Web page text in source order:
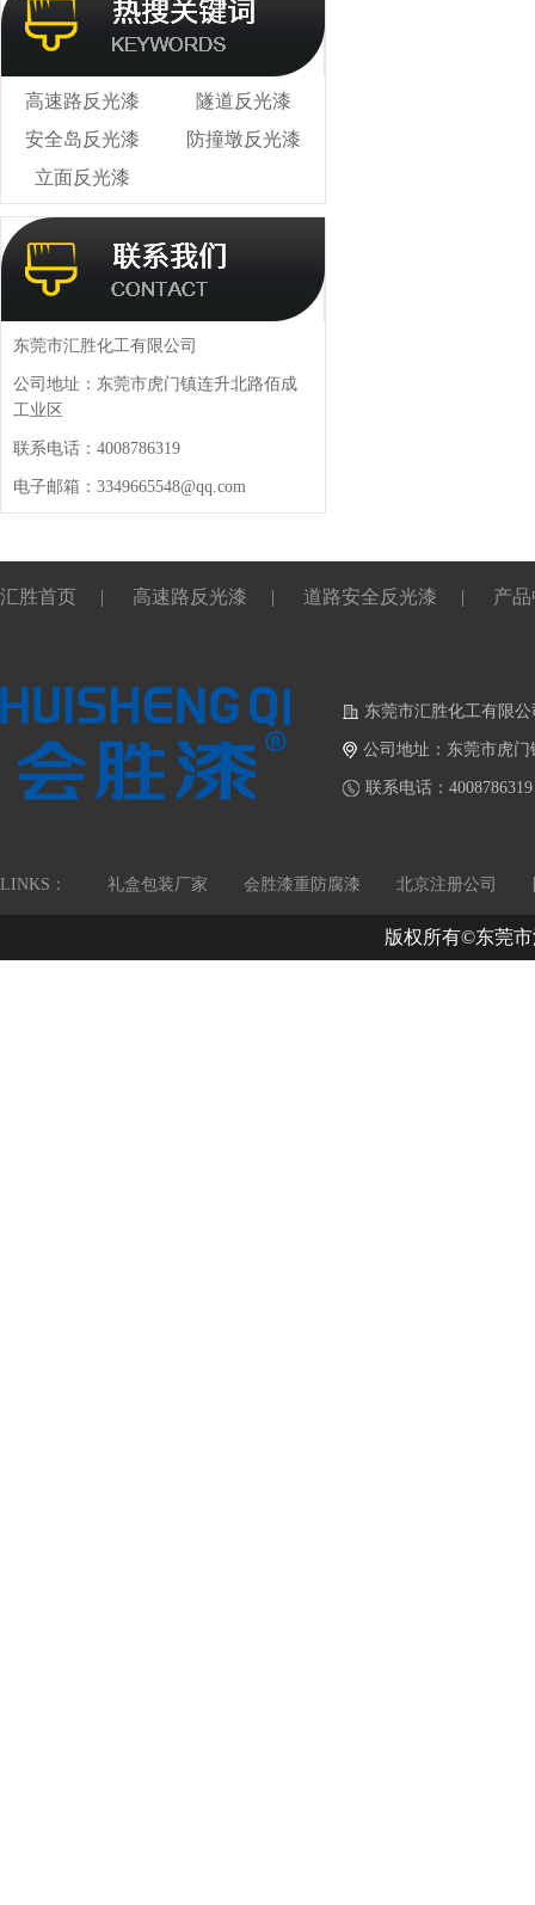
高速路反光漆
隧道反光漆
安全岛反光漆
防撞墩反光漆
立面反光漆
东莞市汇胜化工有限公司
公司地址：东莞市虎门镇连升北路佰成
工业区
联系电话：4008786319
电子邮箱：3349665548@qq.com
汇胜首页 | 高速路反光漆 | 道路安全反光漆 | 产
东莞市汇胜化工有限公
公司地址：东莞市虎
联系电话：4008786319
LINKS： 礼盒包装厂家 会胜漆重防腐漆 北京注册公司
版权所有©东莞